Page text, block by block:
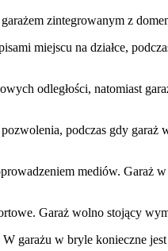
zintegrowanym z
miejscu na działce,
odległości, natomiast
podczas gdy
mediów. Garaż
Garaż wolno stojący
garażu w bryle konieczne